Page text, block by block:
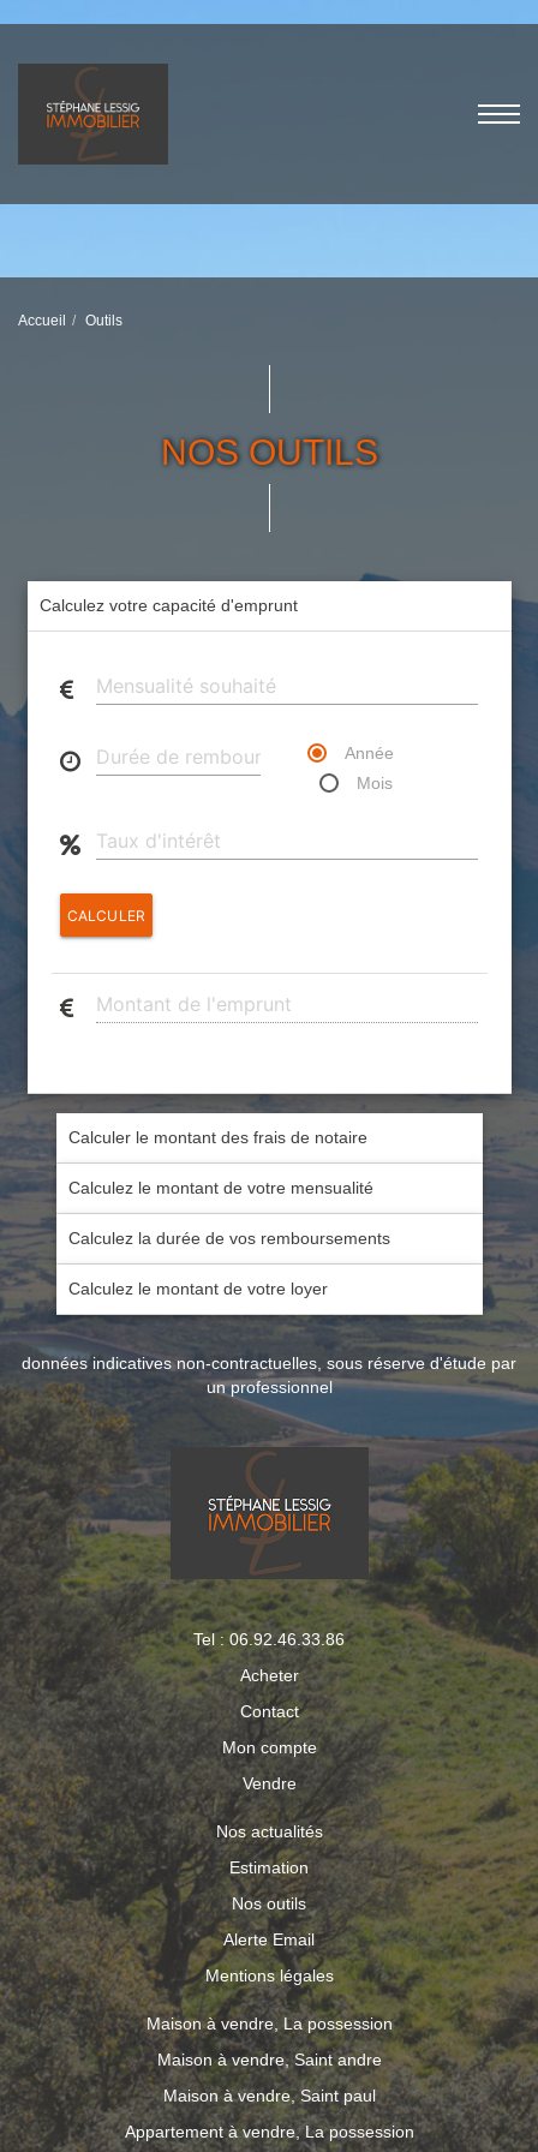
Accueil Outils
NOS OUTILS
Calculez votre capacité d'emprunt
Année
Mois
CALCULER
Calculer le montant des frais de notaire
Calculez le montant de votre mensualité
Calculez la durée de vos remboursements
Calculez le montant de votre loyer
données indicatives non-contractuelles, sous réserve d'étude par
un professionnel
Tel : 06.92.46.33.86
Acheter
Contact
Mon compte
Vendre
Nos actualités
Estimation
Nos outils
Alerte Email
Mentions légales
Maison à vendre, La possession
Maison à vendre, Saint andre
Maison à vendre, Saint paul
Appartement à vendre, La possession